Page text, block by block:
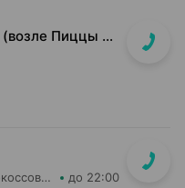
ул. Маяковского, д. 10, пом. 13 (возле Пиццы Мании)
ФармОстров ООО Аптека №9 на Рокоссовского до 22:00